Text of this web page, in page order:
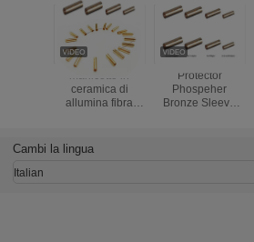
manicotto in
ceramica di
allumina fibra
fibra ottica
manicotto in fibra
Protector
Phospeher
Bronze Sleeve
Cambi la lingua
Italian